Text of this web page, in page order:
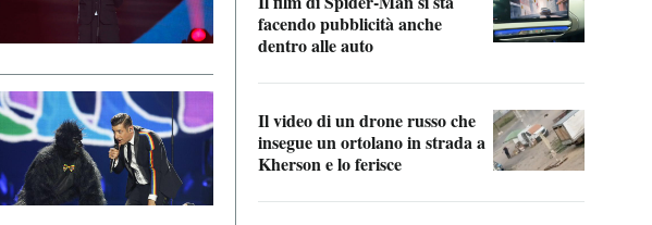
facendo pubblicità anche
dentro alle auto
Il video di un drone russo che
insegue un ortolano in strada a
Kherson e lo ferisce